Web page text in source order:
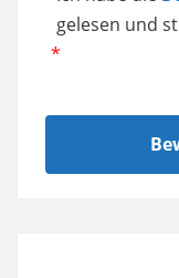
gelesen und